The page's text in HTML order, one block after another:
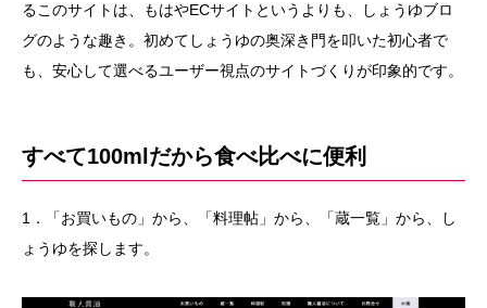
るこのサイトは、もはやECサイトというよりも、しょうゆブロ
グのような趣き。初めてしょうゆの奥深き門を叩いた初心者で
も、安心して選べるユーザー視点のサイトづくりが印象的です。
すべて100mlだから食べ比べに便利
1．「お買いもの」から、「料理帖」から、「蔵一覧」から、し
ょうゆを探します。